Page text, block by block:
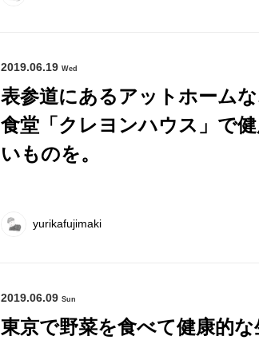
2019.06.19 Wed
表参道にあるアットホーム
食堂「クレヨンハウス」で
いものを。
yurikafujimaki
2019.06.09 Sun
東京で野菜を食べて健康的